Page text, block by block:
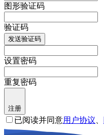
图形验证码
验证码
发送验证码
设置密码
重复密码
注册
已阅读并同意用户协议